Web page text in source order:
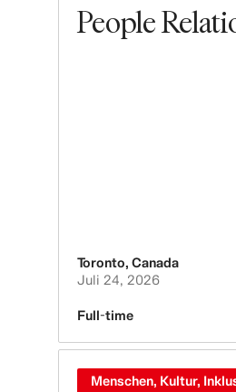
People
Toronto, Canada
Juli 24, 2026
Full-time
Menschen, Kultur,